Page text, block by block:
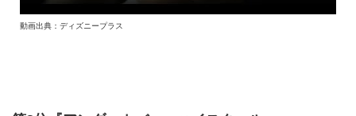
動画出典：ディズニープラス